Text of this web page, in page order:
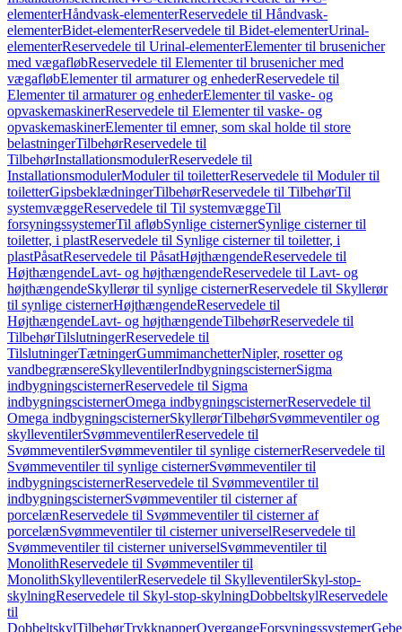
elementerHåndvask-elementerReservedele til Håndvask-
elementerBidet-elementerReservedele til Bidet-elementerUrinal-
elementerReservedele til Urinal-elementerElementer til brusenicher
med vægafløbReservedele til Elementer til brusenicher med
vægafløbElementer til armaturer og enhederReservedele til
Elementer til armaturer og enhederElementer til vaske- og
opvaskemaskinerReservedele til Elementer til vaske- og
opvaskemaskinerElementer til emner, som skal holde til store
belastningerTilbehørReservedele til
TilbehørInstallationsmodulerReservedele til
InstallationsmodulerModuler til toiletterReservedele til Moduler til
toiletterGipsbeklædningerTilbehørReservedele til TilbehørTil
systemvæggeReservedele til Til systemvæggeTil
forsyningssystemerTil afløbSynlige cisternerSynlige cisterner til
toiletter, i plastReservedele til Synlige cisterner til toiletter, i
plastPåsatReservedele til PåsatHøjthængendeReservedele til
HøjthængendeLavt- og højthængendeReservedele til Lavt- og
højthængendeSkyllerør til synlige cisternerReservedele til Skyllerør
til synlige cisternerHøjthængendeReservedele til
HøjthængendeLavt- og højthængendeTilbehørReservedele til
TilbehørTilslutningerReservedele til
TilslutningerTætningerGummimanchetterNipler, rosetter og
vandbegrænsereSkylleventilerIndbygningscisternerSigma
indbygningscisternerReservedele til Sigma
indbygningscisternerOmega indbygningscisternerReservedele til
Omega indbygningscisternerSkyllerørTilbehørSvømmeventiler og
skylleventilerSvømmeventilerReservedele til
SvømmeventilerSvømmeventiler til synlige cisternerReservedele til
Svømmeventiler til synlige cisternerSvømmeventiler til
indbygningscisternerReservedele til Svømmeventiler til
indbygningscisternerSvømmeventiler til cisterner af
porcelænReservedele til Svømmeventiler til cisterner af
porcelænSvømmeventiler til cisterner universelReservedele til
Svømmeventiler til cisterner universelSvømmeventiler til
MonolithReservedele til Svømmeventiler til
MonolithSkylleventilerReservedele til SkylleventilerSkyl-stop-
skylningReservedele til Skyl-stop-skylningDobbeltskylReservedele
til
DobbeltskylTilbehørTrykknapperOvergangeForsyningssystemer